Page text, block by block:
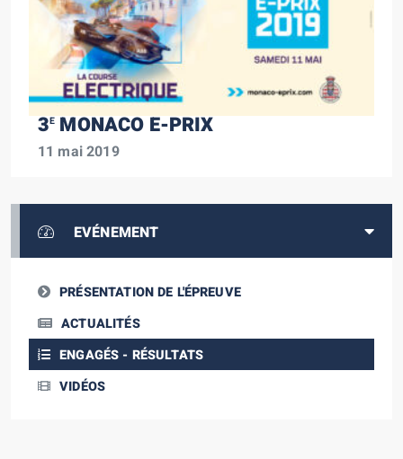
3EMONACO E-PRIX
11 mai 2019
EVÉNEMENT
PRÉSENTATION DE L'ÉPREUVE
ACTUALITÉS
ENGAGÉS - RÉSULTATS
VIDÉOS